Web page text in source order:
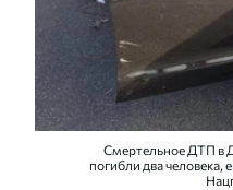
Смертельное ДТП в
погибли два человека,